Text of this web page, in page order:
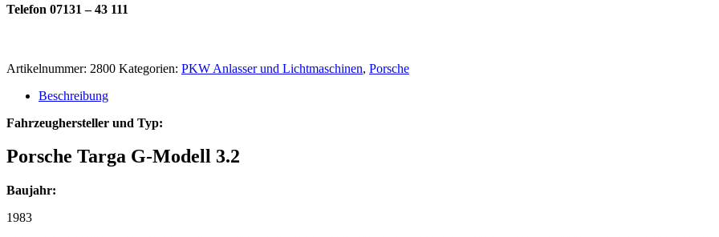
Telefon 07131 – 43 111
Artikelnummer: 2800 Kategorien: PKW Anlasser und Lichtmaschinen, Porsche
Beschreibung
Fahrzeughersteller und Typ:
Porsche Targa G-Modell 3.2
Baujahr:
1983